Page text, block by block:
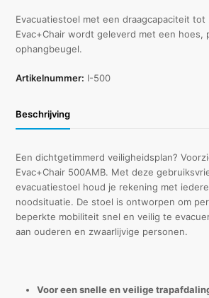
aantal
Evacuatiestoel met een draagcapaciteit tot
Evac+Chair wordt geleverd met een hoes,
ophangbeugel.
Artikelnummer: I-500
Beschrijving
Een dichtgetimmerd veiligheidsplan?
Evac+Chair 500AMB. Met deze
evacuatiestoel houd je rekening met
noodsituatie. De stoel is ontworpen om
beperkte mobiliteit snel en veilig te
aan ouderen en zwaarlijvige personen.
Voor een snelle en veilige